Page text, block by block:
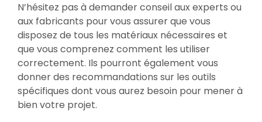
N’hésitez pas à demander conseil aux experts ou
aux fabricants pour vous assurer que vous
disposez de tous les matériaux nécessaires et
que vous comprenez comment les utiliser
correctement. Ils pourront également vous
donner des recommandations sur les outils
spécifiques dont vous aurez besoin pour mener à
bien votre projet.